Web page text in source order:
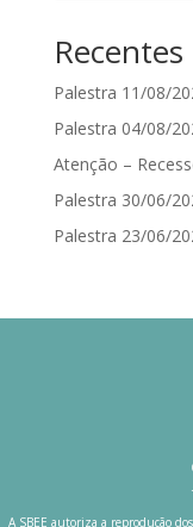
Recentes
Palestra 11/08/
Palestra 04/08/
Atenção –
Palestra 30/06/
Palestra 23/06/
A SBEE autoriza a reprodução